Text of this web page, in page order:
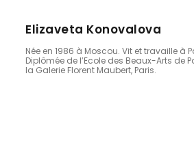
Elizaveta Konovalova
Née en 1986 à Moscou. Vit et travaille à
Diplômée de l’Ecole des Beaux-Arts de
la Galerie Florent Maubert, Paris.